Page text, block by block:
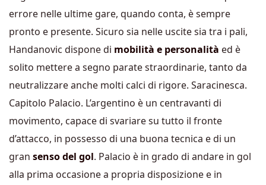
errore nelle ultime gare, quando conta, è sempre
pronto e presente. Sicuro sia nelle uscite sia tra i pali,
Handanovic dispone di mobilità e personalità ed è
solito mettere a segno parate straordinarie, tanto da
neutralizzare anche molti calci di rigore. Saracinesca.
Capitolo Palacio. L’argentino è un centravanti di
movimento, capace di svariare su tutto il fronte
d’attacco, in possesso di una buona tecnica e di un
gran senso del gol. Palacio è in grado di andare in gol
alla prima occasione a propria disposizione e in